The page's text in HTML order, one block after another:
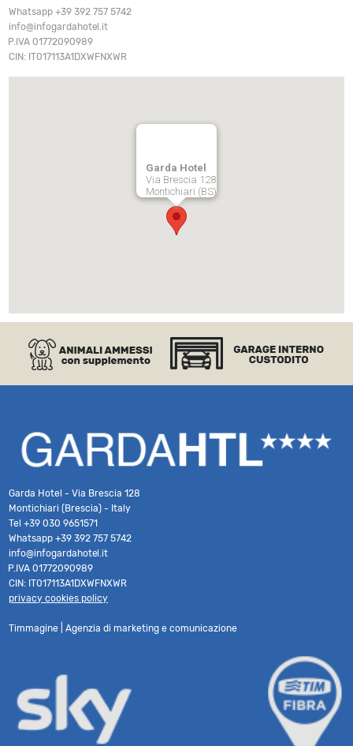
Whatsapp +39 392 757 5742
info@infogardahotel.it
P.IVA 01772090989
CIN: IT017113A1DXWFNXWR
Garda Hotel
Via Brescia 128
Montichiari (BS)
Garda Hotel - Via Brescia 128
Montichiari (Brescia) - Italy
Tel +39 030 9651571
Whatsapp +39 392 757 5742
info@infogardahotel.it
P.IVA 01772090989
CIN: IT017113A1DXWFNXWR
privacy cookies policy
Timmagine | Agenzia di marketing e comunicazione